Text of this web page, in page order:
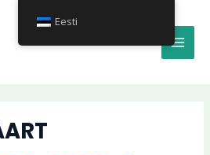
Eesti